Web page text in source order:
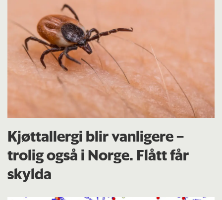
Kjøttallergi blir vanligere –
trolig også i Norge. Flått får
skylda